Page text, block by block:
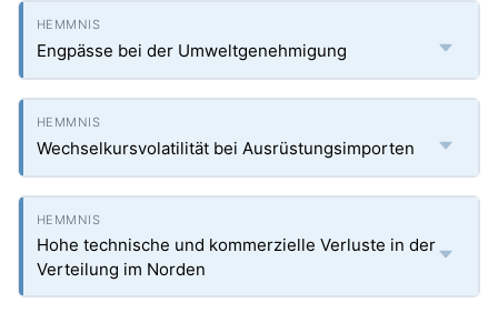
Engpässe bei der Umweltgenehmigung
Wechselkursvolatilität bei Ausrüstungsimporten
Hohe technische und kommerzielle Verluste in der
Verteilung im Norden